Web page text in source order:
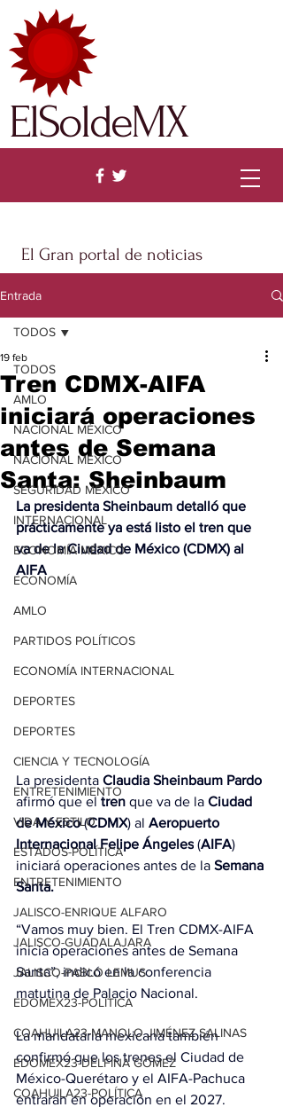
El Gran portal de noticias
ElSoldeMX
Entrada
TODOS
AMLO
NACIONAL MÉXICO
NACIONAL MÉXICO
SEGURIDAD MÉXICO
INTERNACIONAL
ECONOMÍA MÉXICO
ECONOMÍA
AMLO
PARTIDOS POLÍTICOS
ECONOMÍA INTERNACIONAL
DEPORTES
DEPORTES
CIENCIA Y TECNOLOGÍA
ENTRETENIMIENTO
VIDA Y ESTILO
ESTADOS-POLÍTICA
ENTRETENIMIENTO
JALISCO-ENRIQUE ALFARO
JALISCO-GUADALAJARA
JALISCO-PABLO LEMUS
EDOMEX23-POLÍTICA
COAHUILA23-MANOLO JIMÉNEZ SALINAS
EDOMEX23-DELFINA GÓMEZ
COAHUILA23-POLÍTICA
TODOS
Tren CDMX-AIFA
iniciará operaciones
antes de Semana
Santa: Sheinbaum
19 feb
La presidenta Sheinbaum detalló que
prácticamente ya está listo el tren que
va de la Ciudad de México (CDMX) al
AIFA
La presidenta Claudia Sheinbaum Pardo
afirmó que el tren que va de la Ciudad
de México (CDMX) al Aeropuerto
Internacional Felipe Ángeles (AIFA)
iniciará operaciones antes de la Semana
Santa.
“Vamos muy bien. El Tren CDMX-AIFA
inicia operaciones antes de Semana
Santa”, indicó en la conferencia
matutina de Palacio Nacional.
La mandataria mexicana también
confirmó que los trenes el Ciudad de
México-Querétaro y el AIFA-Pachuca
entrarán en operación en el 2027.